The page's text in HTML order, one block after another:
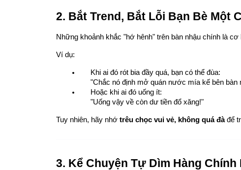
2. Bắt Trend, Bắt Lỗi Bạn Bè Một
Những khoảnh khắc "hớ hênh" trên bàn nhậu chính là
Ví dụ:
Khi ai đó rót bia đầy quá, bạn có thể đùa:
"Chắc nó định mở quán nước mía kế bên bàn
Hoặc khi ai đó uống ít:
"Uống vậy về còn dư tiền đổ xăng!"
Tuy nhiên, hãy nhớ trêu chọc vui vẻ, không quá đà để
3. Kể Chuyện Tự Dìm Hàng Chính